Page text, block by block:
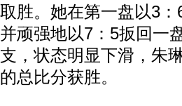
取胜。她在第一盘以3
并顽强地以7：5扳回一
支，状态明显下滑，朱
的总比分获胜。